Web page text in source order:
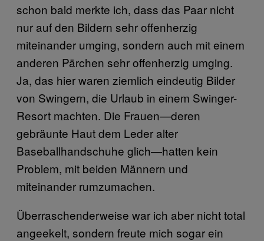
schon bald merkte ich, dass das Paar nicht
nur auf den Bildern sehr offenherzig
miteinander umging, sondern auch mit einem
anderen Pärchen sehr offenherzig umging.
Ja, das hier waren ziemlich eindeutig Bilder
von Swingern, die Urlaub in einem Swinger-
Resort machten. Die Frauen—deren
gebräunte Haut dem Leder alter
Baseballhandschuhe glich—hatten kein
Problem, mit beiden Männern und
miteinander rumzumachen.
Überraschenderweise war ich aber nicht total
angeekelt, sondern freute mich sogar ein